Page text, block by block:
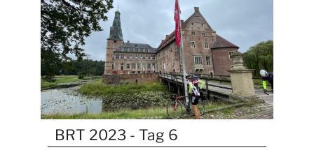
BRT 2023 - Tag 6